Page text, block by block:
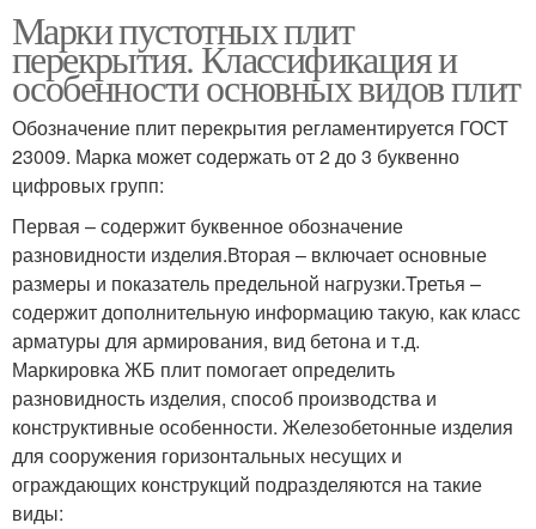
Марки пустотных плит
перекрытия. Классификация и
особенности основных видов плит
Обозначение плит перекрытия регламентируется ГОСТ
23009. Марка может содержать от 2 до 3 буквенно
цифровых групп:
Первая – содержит буквенное обозначение
разновидности изделия.Вторая – включает основные
размеры и показатель предельной нагрузки.Третья –
содержит дополнительную информацию такую, как класс
арматуры для армирования, вид бетона и т.д.
Маркировка ЖБ плит помогает определить
разновидность изделия, способ производства и
конструктивные особенности. Железобетонные изделия
для сооружения горизонтальных несущих и
ограждающих конструкций подразделяются на такие
виды: